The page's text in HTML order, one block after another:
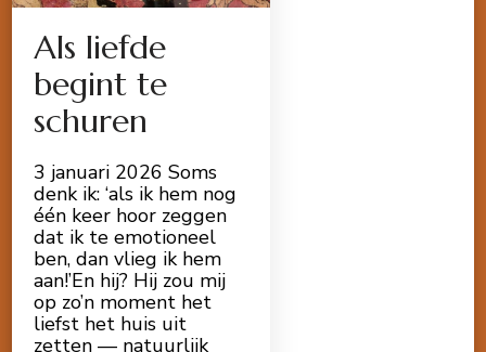
Als liefde
begint te
schuren
3 januari 2026 Soms
denk ik: ‘als ik hem nog
één keer hoor zeggen
dat ik te emotioneel
ben, dan vlieg ik hem
aan!’En hij? Hij zou mij
op zo’n moment het
liefst het huis uit
zetten — natuurlijk